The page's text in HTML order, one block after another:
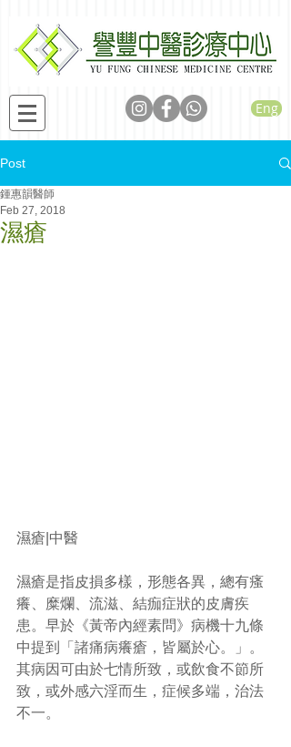
Eng
Post
濕瘡
鍾惠韻醫師
Feb 27, 2018
濕瘡|中醫
濕瘡是指皮損多樣，形態各異，總有瘙
癢、糜爛、流滋、結痂症狀的皮膚疾
患。早於《黃帝內經素問》病機十九條
中提到「諸痛病癢瘡，皆屬於心。」。
其病因可由於七情所致，或飲食不節所
致，或外感六淫而生，症候多端，治法
不一。